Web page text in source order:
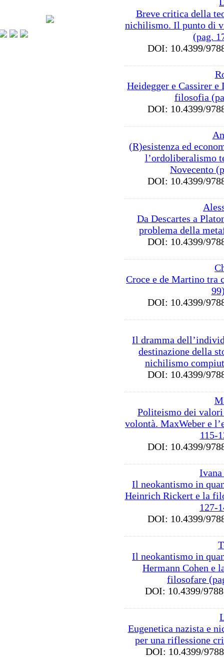
Breve critica della
nichilismo. Il punto di
(pag.
DOI: 10.4399/
Heidegger e Cassirer
filosofia
DOI: 10.4399/
(R)esistenza ed
l’ordoliberalismo
Novecento
DOI: 10.4399/
Da Descartes a
problema della
DOI: 10.4399/
Croce e de Martino tra
DOI: 10.4399/
Il dramma
destinazione della
nichilismo
DOI: 10.4399/
Politeismo dei
volontà. MaxWeber e
115-
DOI: 10.4399/
Il neokantismo in
Heinrich Rickert e la
127-
DOI: 10.4399/
Il neokantismo in
Hermann Cohen e
filosofare
DOI: 10.4399/
Eugenetica nazista e
per una riflessione
DOI: 10.4399/